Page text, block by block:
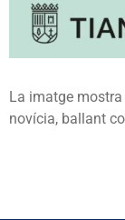
La imatge
novícia, ballant